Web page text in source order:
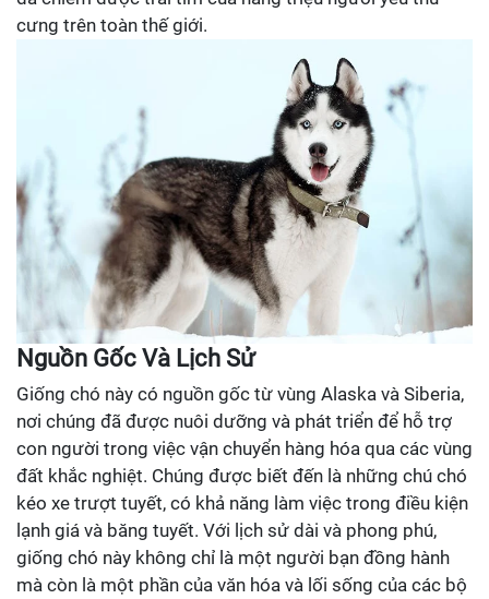
cưng trên toàn thế giới.
Nguồn Gốc Và Lịch Sử
Giống chó này có nguồn gốc từ vùng Alaska và Siberia,
nơi chúng đã được nuôi dưỡng và phát triển để hỗ trợ
con người trong việc vận chuyển hàng hóa qua các vùng
đất khắc nghiệt. Chúng được biết đến là những chú chó
kéo xe trượt tuyết, có khả năng làm việc trong điều kiện
lạnh giá và băng tuyết. Với lịch sử dài và phong phú,
giống chó này không chỉ là một người bạn đồng hành
mà còn là một phần của văn hóa và lối sống của các bộ